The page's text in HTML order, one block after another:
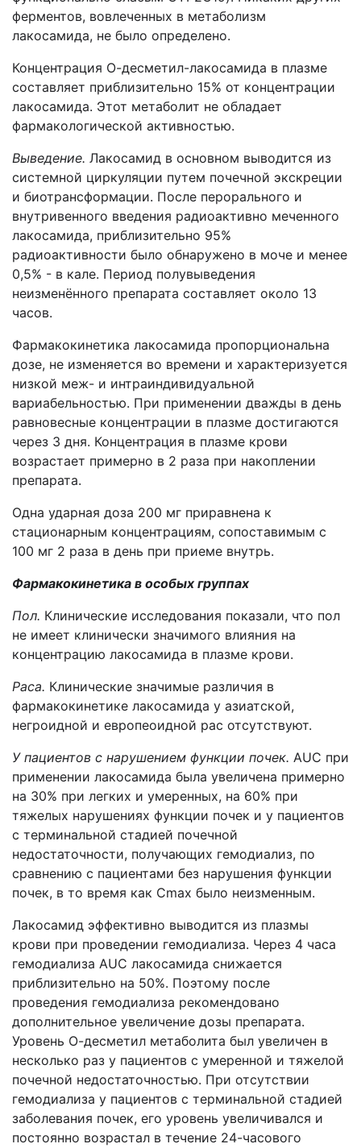
ферментов, вовлеченных в метаболизм
лакосамида, не было определено.
Концентрация О-десметил-лакосамида в плазме
составляет приблизительно 15% от концентрации
лакосамида. Этот метаболит не обладает
фармакологической активностью.
Выведение. Лакосамид в основном выводится из
системной циркуляции путем почечной экскреции
и биотрансформации. После перорального и
внутривенного введения радиоактивно меченного
лакосамида, приблизительно 95%
радиоактивности было обнаружено в моче и менее
0,5% - в кале. Период полувыведения
неизменённого препарата составляет около 13
часов.
Фармакокинетика лакосамида пропорциональна
дозе, не изменяется во времени и характеризуется
низкой меж- и интраиндивидуальной
вариабельностью. При применении дважды в день
равновесные концентрации в плазме достигаются
через 3 дня. Концентрация в плазме крови
возрастает примерно в 2 раза при накоплении
препарата.
Одна ударная доза 200 мг приравнена к
стационарным концентрациям, сопоставимым с
100 мг 2 раза в день при приеме внутрь.
Фармакокинетика в особых группах
Пол. Клинические исследования показали, что пол
не имеет клинически значимого влияния на
концентрацию лакосамида в плазме крови.
Раса. Клинические значимые различия в
фармакокинетике лакосамида у азиатской,
негроидной и европеоидной рас отсутствуют.
У пациентов с нарушением функции почек. AUC при
применении лакосамида была увеличена примерно
на 30% при легких и умеренных, на 60% при
тяжелых нарушениях функции почек и у пациентов
с терминальной стадией почечной
недостаточности, получающих гемодиализ, по
сравнению с пациентами без нарушения функции
почек, в то время как Cmax было неизменным.
Лакосамид эффективно выводится из плазмы
крови при проведении гемодиализа. Через 4 часа
гемодиализа AUC лакосамида снижается
приблизительно на 50%. Поэтому после
проведения гемодиализа рекомендовано
дополнительное увеличение дозы препарата.
Уровень О-десметил метаболита был увеличен в
несколько раз у пациентов с умеренной и тяжелой
почечной недостаточностью. При отсутствии
гемодиализа у пациентов с терминальной стадией
заболевания почек, его уровень увеличивался и
постоянно возрастал в течение 24-часового